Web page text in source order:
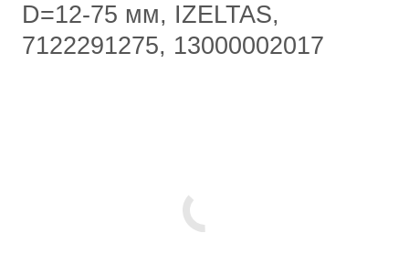
D=12-75 мм, IZELTAS,
7122291275, 13000002017